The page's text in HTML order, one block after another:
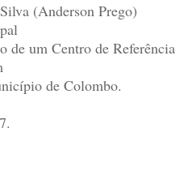
(Anderson Prego)
de um Centro de Referência
de Colombo.